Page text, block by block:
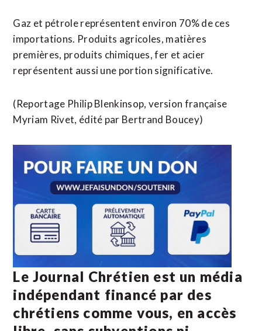
Gaz et pétrole représentent environ 70% de ces
importations. Produits agricoles, matières
premières, produits chimiques, fer et acier
représentent aussi une portion significative.
(Reportage Philip Blenkinsop, version française
Myriam Rivet, édité par Bertrand Boucey)
Le Journal Chrétien est un média
indépendant financé par des
chrétiens comme vous, en accès